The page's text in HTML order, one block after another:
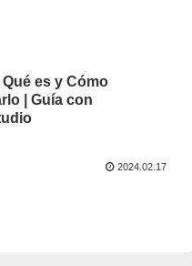
Qué es y Cómo
| Guía con
2024.02.17